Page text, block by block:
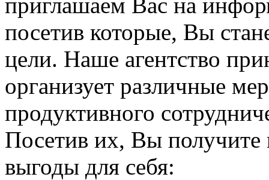
посетив которые, Вы
цели. Наше агентство
организует различные
продуктивного
Посетив их, Вы
выгоды для себя: